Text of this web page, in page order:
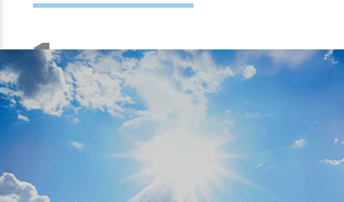
Plazo fijo: qué bancos
ofrecen las tasas más altas
para invertir
MERCADO